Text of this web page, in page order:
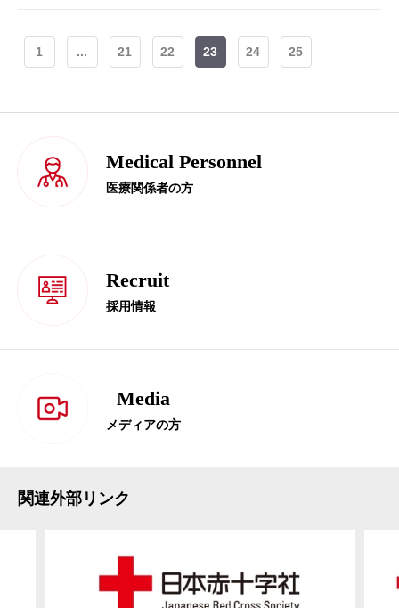
1 ... 21 22 23 24 25
Medical Personnel
医療関係者の方
Recruit
採用情報
Media
メディアの方
関連外部リンク